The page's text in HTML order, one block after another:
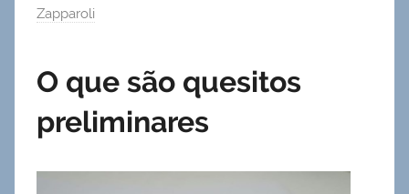
Zapparoli
O que são quesitos
preliminares